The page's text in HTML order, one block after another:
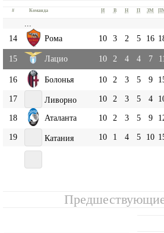
# Команда И В Н П ЗМ
14
Рома 10 3 2 5 16
15 Лацио 10 2 4 4 7
16 Болонья 10 2 3 5 9
17
Ливорно 10 2 3 5 4
18
Аталанта 10 2 3 5 9
19
Катания 10 1 4 5 10